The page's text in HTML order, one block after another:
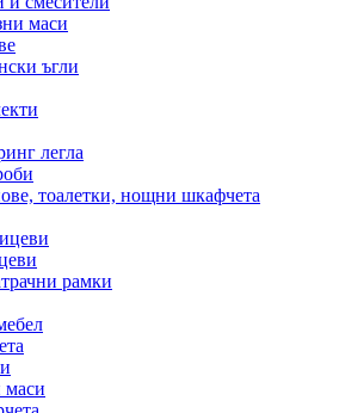
маси
ъгли
легла
тоалетки, нощни шкафчета
рамки
маси